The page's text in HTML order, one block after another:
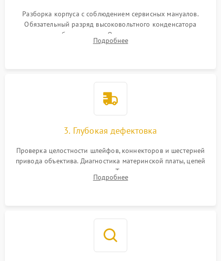
Разборка корпуса с соблюдением сервисных мануалов.
Обязательный разряд высоковольтного конденсатора
вспышки для безопасности. Очистка внутренних узлов от
пыли, песка и следов влаги с помощью спецсредств.
Подробнее
3. Глубокая дефектовка
Проверка целостности шлейфов, коннекторов и шестерней
привода объектива. Диагностика материнской платы, цепей
питания и картоприемника. Тестирование механизма
затвора и блока внутрикамерной стабилизации.
Подробнее